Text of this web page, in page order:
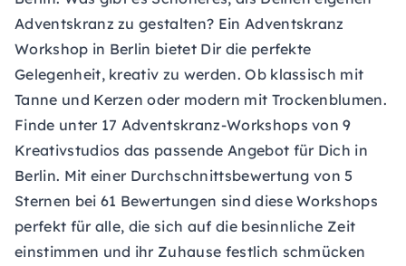
Adventskranz zu gestalten? Ein Adventskranz
Workshop in Berlin bietet Dir die perfekte
Gelegenheit, kreativ zu werden. Ob klassisch mit
Tanne und Kerzen oder modern mit Trockenblumen.
Finde unter 17 Adventskranz-Workshops von 9
Kreativstudios das passende Angebot für Dich in
Berlin. Mit einer Durchschnittsbewertung von 5
Sternen bei 61 Bewertungen sind diese Workshops
perfekt für alle, die sich auf die besinnliche Zeit
einstimmen und ihr Zuhause festlich schmücken